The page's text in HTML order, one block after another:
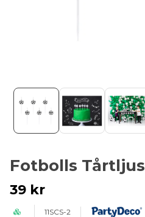
Fotbolls Tårtljus
39 kr
11SCS-2